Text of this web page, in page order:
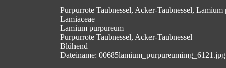
Purpurrote Taubnessel, Acker-Taubnessel, Lamium
Lamiaceae
Lamium purpureum
Purpurrote Taubnessel, Acker-Taubnessel
Blühend
Dateiname: 00685lamium_purpureumimg_6121.jpg